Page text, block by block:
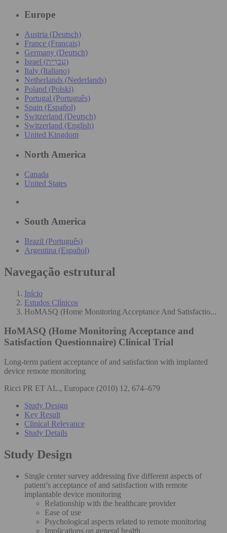
Europe
Austria (Deutsch)
France (Français)
Germany (Deutsch)
Israel (עִברִית)
Italy (Italiano)
Netherlands (Nederlands)
Poland (Polski)
Portugal (Português)
Spain (Español)
Switzerland (Deutsch)
Switzerland (English)
United Kingdom
North America
Canada
United States
South America
Brazil (Português)
Argentina (Español)
Navegação estrutural
Início
Estudos Clínicos
HoMASQ (Home Monitoring Acceptance And Satisfactio...
HoMASQ (Home Monitoring Acceptance and
Satisfaction Questionnaire) Clinical Trial
Long-term patient acceptance of and satisfaction with implanted
device remote monitoring
Ricci PR ET AL., Europace (2010) 12, 674–679
Study Design
Key Result
Clinical Relevance
Study Details
Study Design
Single center survey addressing five different aspects of
patient’s acceptance of and satisfaction with remote
implantable device monitoring
Relationship with the healthcare provider
Ease of use
Psychological aspects related to remote monitoring
Implications on general health